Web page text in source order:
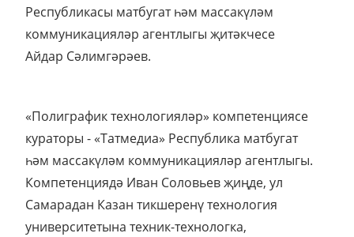
Республикасы матбугат һәм массакүләм
коммуникацияләр агентлыгы җитәкчесе
Айдар Сәлимгәрәев.
«Полиграфик технологияләр» компетенциясе
кураторы - «Татмедиа» Республика матбугат
һәм массакүләм коммуникацияләр агентлыгы.
Компетенциядә Иван Соловьев җиңде, ул
Самарадан Казан тикшеренү технология
университетына техник-технологка,